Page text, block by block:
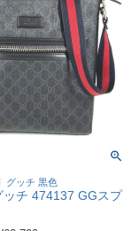
グッチ 黒色
GGスプ
クーリエ 斜め掛け
センジャーバッグ